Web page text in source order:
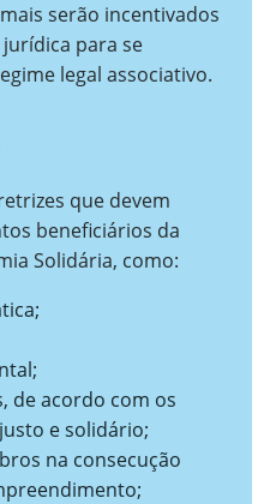
serão incentivados
para se
legal associativo.
que devem
beneficiários da
Solidária, como:
de acordo com os
e solidário;
na consecução